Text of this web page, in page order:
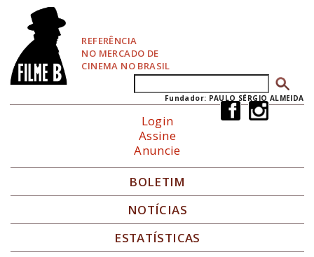
REFERÊNCIA
NO MERCADO DE
CINEMA NO BRASIL
Formulário de busca
Fundador: PAULO SÉRGIO ALMEIDA
Login
Assine
Anuncie
BOLETIM
NOTÍCIAS
ESTATÍSTICAS